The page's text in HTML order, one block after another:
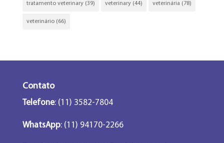
tratamento veterinary(39) veterinary(44) veterinária (78)
veterinário(66)
Contato
Telefone: (11) 3582-7804
WhatsApp: (11) 94170-2266